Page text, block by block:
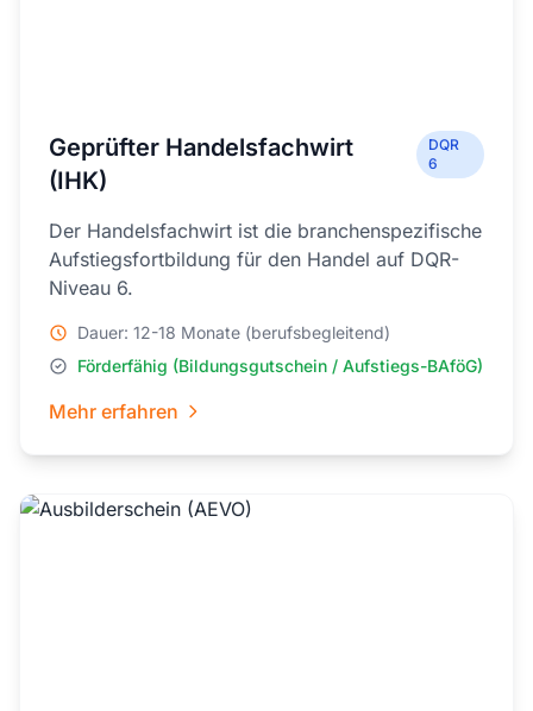
Geprüfter Handelsfachwirt
(IHK)
DQR
6
Der Handelsfachwirt ist die branchenspezifische
Aufstiegsfortbildung für den Handel auf DQR-
Niveau 6.
Dauer: 12-18 Monate (berufsbegleitend)
Förderfähig (Bildungsgutschein / Aufstiegs-BAföG)
Mehr erfahren